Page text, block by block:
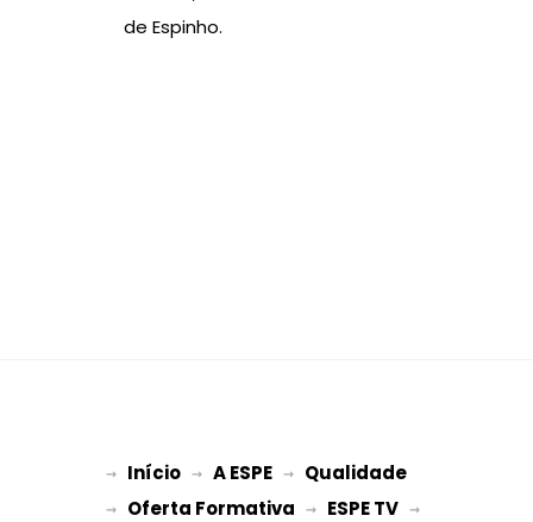
de Espinho.
→ Início → A ESPE → Qualidade
→ Oferta Formativa → ESPE TV